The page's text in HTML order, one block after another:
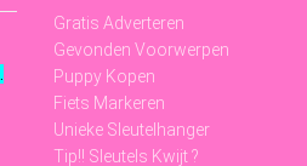
Gratis Adverteren
Gevonden Voorwerpen
Puppy Kopen
Fiets Markeren
Unieke Sleutelhanger
Tip!! Sleutels Kwijt ?